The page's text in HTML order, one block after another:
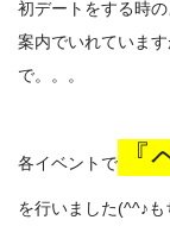
初デートをする時
案内でいれていま
で。。。
各イベントで
を行いました(^^♪も